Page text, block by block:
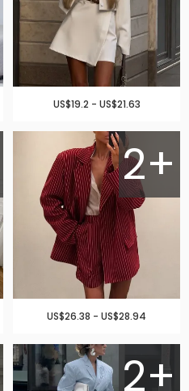
US$19.2 - US$21.63
2+
US$26.38 - US$28.94
2+